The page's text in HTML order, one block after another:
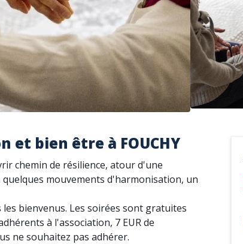
bien être à FOUCHY
chemin de résilience, atour d'une
mouvements d'harmonisation, un
bienvenus. Les soirées sont gratuites
à l'association, 7 EUR de
ne souhaitez pas adhérer.